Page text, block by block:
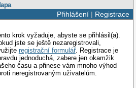
Přihlášení| Registrace
krok vyžaduje, abyste se přihlásil(a).
jste se ještě nezaregistrovali,
registrační formulář. Registrace je
jednoduchá, zabere jen okamžik
času a přinese vám mnoho výhod
neregistrovaným uživatelům.